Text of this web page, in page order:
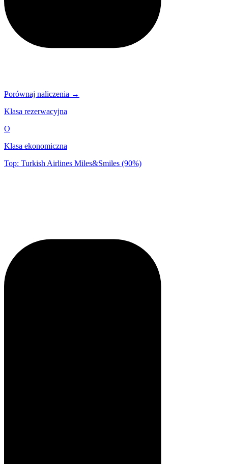
Porównaj naliczenia →
Klasa rezerwacyjna
O
Klasa ekonomiczna
Top: Turkish Airlines Miles&Smiles (90%)